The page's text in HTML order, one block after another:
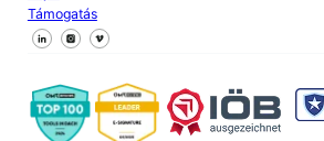
Támogatás
Kövessen minket a Facebookon
Kövessen minket az X-en
Kövessen minket a LinkedIn-en